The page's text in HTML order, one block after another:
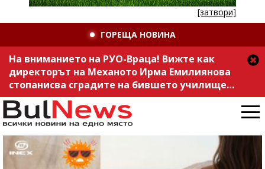
[затвори]
ГОРЕЩА НОВИНА
На вниманието на РУО-Враца! Вижте как
директорът на Механото Ирма Емилиянова
стопанисва сградите на бившето училище
„Антон Иванов“, ситуацията е скандална /
снимки/